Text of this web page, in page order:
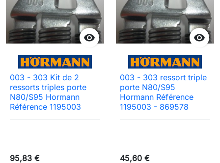

003 - 303 Kit de 2
ressorts triples porte
N80/S95 Hormann
Référence 1195003
95,83 €

003 - 303 ressort triple
porte N80/S95
Hormann Référence
1195003 - 869578
45,60 €